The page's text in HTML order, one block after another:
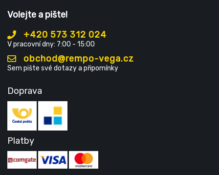
Volejte a pište!
+420 573 312 024
V pracovní dny: 7:00 - 15:00
obchod@rempo-vega.cz
Sem pište své dotazy a připomínky
Doprava
Platby